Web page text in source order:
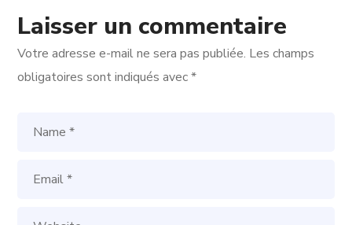
Laisser un commentaire
Votre adresse e-mail ne sera pas publiée. Les champs
obligatoires sont indiqués avec*